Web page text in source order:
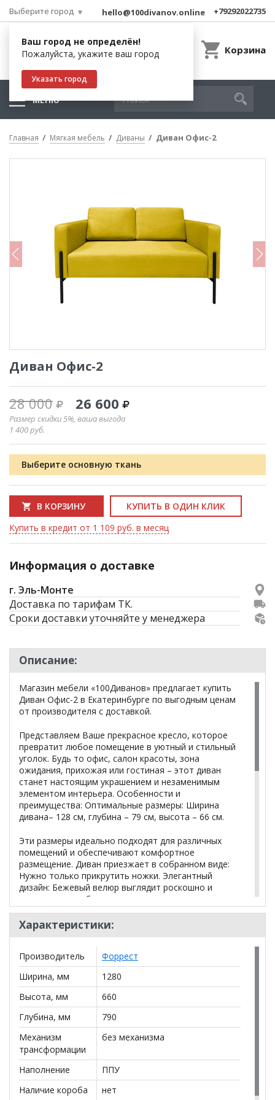
Выберите город
Ваш город не определён!
Пожалуйста, укажите ваш город
Указать город
hello@100divanov.online +79292022735
Корзина
МЕНЮ
Главная Мягкая мебель Диваны Диван Офис-2
Диван Офис-2
28 000 26 600
Размер скидки 5%, ваша выгода
1 400руб.
Выберите основную ткань
В КОРЗИНУ
КУПИТЬ В ОДИН КЛИК
Купить в кредит от 1 109 руб. в месяц
Информация о доставке
г. Эль-Монте
Доставка по тарифам ТК.
Сроки доставки уточняйте у менеджера
Описание:
Магазин мебели «100Диванов» предлагает купить
Диван Офис-2 в Екатеринбурге по выгодным ценам
от производителя с доставкой.
Представляем Ваше прекрасное кресло, которое
превратит любое помещение в уютный и стильный
уголок. Будь то офис, салон красоты, зона
ожидания, прихожая или гостиная – этот диван
станет настоящим украшением и незаменимым
элементом интерьера. Особенности и
преимущества: Оптимальные размеры: Ширина
дивана– 128 см, глубина – 79 см, высота – 66 см.
Эти размеры идеально подходят для различных
помещений и обеспечивают комфортное
размещение. Диван приезжает в собранном виде:
Нужно только прикрутить ножки. Элегантный
дизайн: Бежевый велюр выглядит роскошно и
современно, добавляя нотку класса и стиля в
любое пространство. Комфорт и удобство:
Подлокотники обеспечивают дополнительный
комфорт, а глубина посадочного места в 60 см
позволяет расслабиться и насладиться моментом.
Прочные и стильные ножки: Металлические ножки
высотой 21 см придают дивану устойчивость и
долговечность, а также современный вид. Два
посадочных места: Диван рассчитан на двоих, что
делает его идеальным для деловых встреч или
совместного отдыха.
Брус фанерный, фанера листовая, элластичные
ремни, ППУ , HollowSoft 200.
Характеристики:
Производитель
Форрест
Ширина, мм
1280
Высота, мм
660
Глубина, мм
790
Механизм
трансформации
без механизма
Наполнение
ППУ
Наличие короба
нет